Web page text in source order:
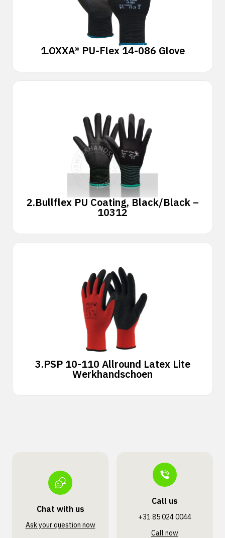
1.OXXA® PU-Flex 14-086 Glove
2.Bullflex PU Coating, Black/Black –
10312
3.PSP 10-110 Allround Latex Lite
Werkhandschoen
Chat with us
Ask your question now
Call us
+31 85 024 0044
Call now